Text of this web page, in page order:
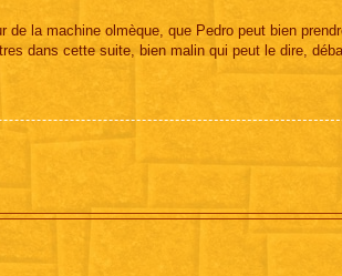
la machine olmèque, que Pedro peut bien
dans cette suite, bien malin qui peut le dire,